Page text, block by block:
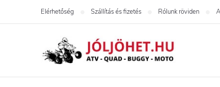
Elérhetőség Szállítás és fizetés Rólunk röviden